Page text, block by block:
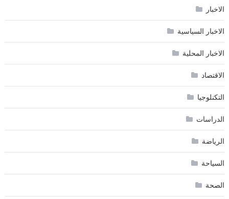
الاخبار
الاخبار السياسية
الاخبار المحلية
الاقتصاد
التكنلوجيا
الدراسات
الرياضة
السياحة
الصحة